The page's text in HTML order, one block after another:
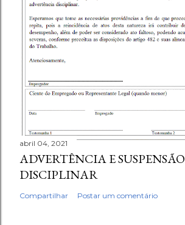
abril 04, 2021
ADVERTÊNCIA E SUSPENSÃO
DISCIPLINAR
Compartilhar Postar um comentário